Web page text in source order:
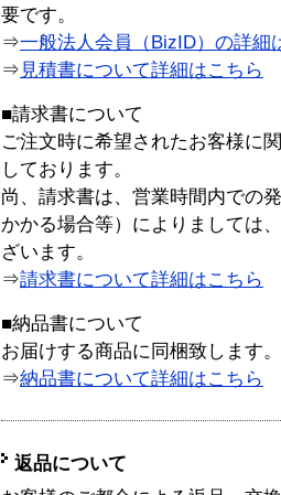
要です。
⇒一般法人会員（BizID）の詳細
⇒ 見積書について詳細はこちら
■請求書について
ご注文時に希望されたお客様に
しております。
尚、請求書は、営業時間内での
かかる場合等）によりましては
ざいます。
⇒請求書について詳細はこちら
■納品書について
お届けする商品に同梱致します。
⇒納品書について詳細はこちら
返品について